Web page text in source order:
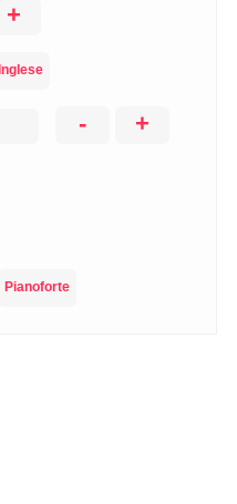
+
Inglese
- +
Pianoforte